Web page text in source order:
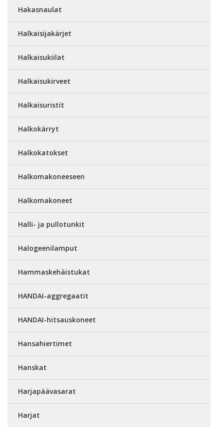
Hakasnaulat
Halkaisijakärjet
Halkaisukiilat
Halkaisukirveet
Halkaisuristit
Halkokärryt
Halkokatokset
Halkomakoneeseen
Halkomakoneet
Halli- ja pullotunkit
Halogeenilamput
Hammaskehäistukat
HANDAI-aggregaatit
HANDAI-hitsauskoneet
Hansahiertimet
Hanskat
Harjapäävasarat
Harjat